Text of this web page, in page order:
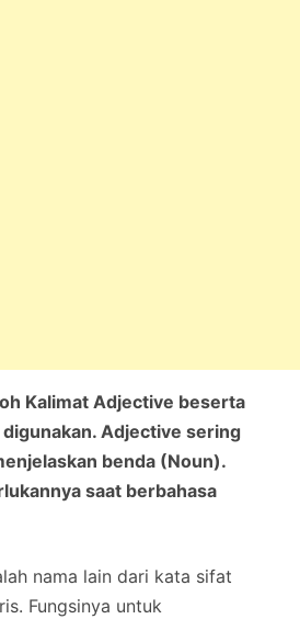
Kalimat Adjective beserta
Adjective sering
benda (Noun).
saat berbahasa
nama lain dari kata sifat
Fungsinya untuk